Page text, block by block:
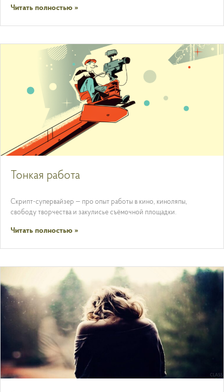
Читать полностью »
Тонкая работа
Скрипт-супервайзер — про опыт работы в кино, киноляпы,
свободу творчества и закулисье съёмочной площадки.
Читать полностью »